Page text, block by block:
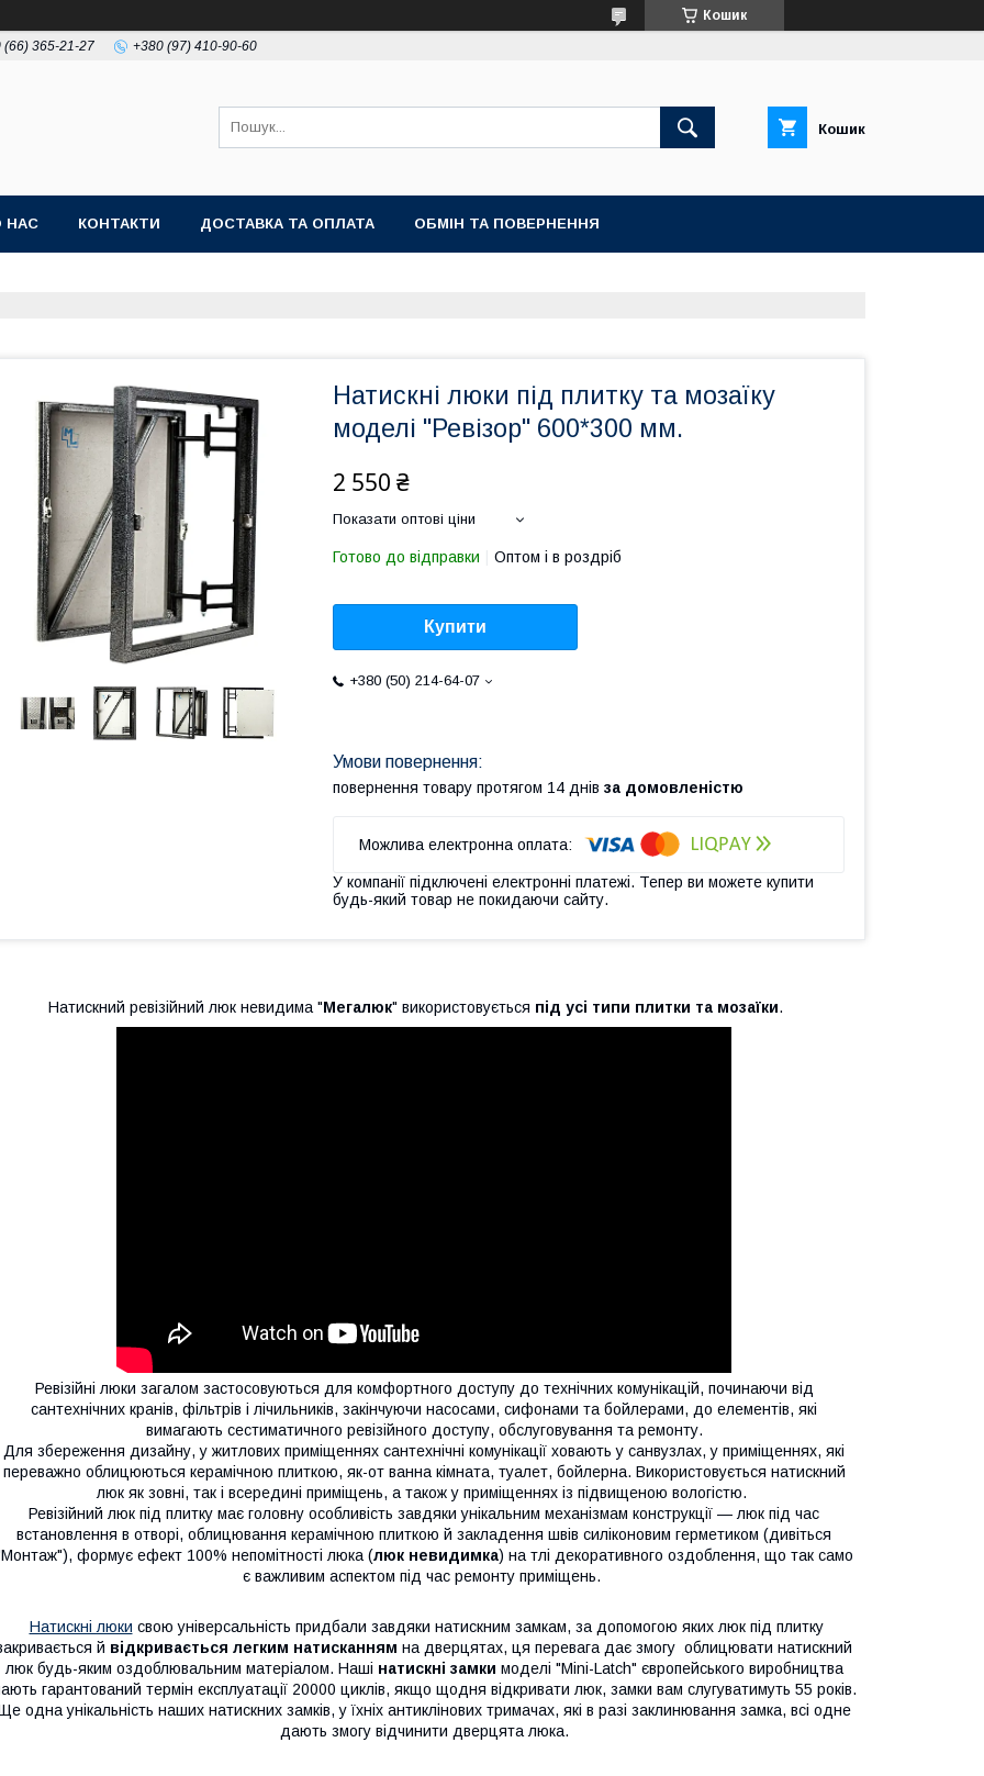
Кошик
(66) 365-21-27 +380 (97) 410-90-60
Кошик
НАС КОНТАКТИ ДОСТАВКА ТА ОПЛАТА ОБМІН ТА ПОВЕРНЕННЯ
Натискні люки під плитку та мозаїку
моделі "Ревізор" 600*300 мм.
2 550 ₴
Показати оптові ціни
Готово до відправки Оптом і в роздріб
Купити
+380 (50) 214-64-07
повернення товару протягом 14 днів за домовленістю
У компанії підключені електронні платежі. Тепер ви можете купити
будь-який товар не покидаючи сайту.
Натискний ревізійний люк невидима "Мегалюк" використовується під усі типи плитки та мозаїки.
Ревізійні люки загалом застосовуються для комфортного доступу до технічних комунікацій, починаючи від
сантехнічних кранів, фільтрів і лічильників, закінчуючи насосами, сифонами та бойлерами, до елементів, які
вимагають сестиматичного ревізійного доступу, обслуговування та ремонту.
Для збереження дизайну, у житлових приміщеннях сантехнічні комунікації ховають у санвузлах, у приміщеннях, які
переважно облицюються керамічною плиткою, як-от ванна кімната, туалет, бойлерна. Використовується натискний
люк як зовні, так і всередині приміщень, а також у приміщеннях із підвищеною вологістю.
Ревізійний люк під плитку має головну особливість завдяки унікальним механізмам конструкції — люк під час
встановлення в отворі, облицювання керамічною плиткою й закладення швів силіконовим герметиком (дивіться
формує ефект 100% непомітності люка (люк невидимка) на тлі декоративного оздоблення, що так само
є важливим аспектом під час ремонту приміщень.
Натискні люки свою універсальність придбали завдяки натискним замкам, за допомогою яких люк під плитку
й відкривається легким натисканням на дверцятах, ця перевага дає змогу облицювати натискний
люк будь-яким оздоблювальним матеріалом. Наші натискні замки моделі "Mini-Latch" європейського виробництва
гарантований термін експлуатації 20000 циклів, якщо щодня відкривати люк, замки вам слугуватимуть 55 років.
одна унікальність наших натискних замків, у їхніх антиклінових тримачах, які в разі заклинювання замка, всі одне
дають змогу відчинити дверцята люка.